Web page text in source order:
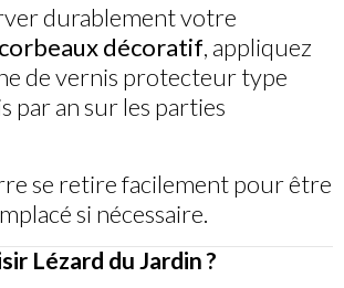
durablement votre
décoratif, appliquez
de vernis protecteur type
par an sur les parties
se retire facilement pour être
si nécessaire.
Lézard du Jardin ?